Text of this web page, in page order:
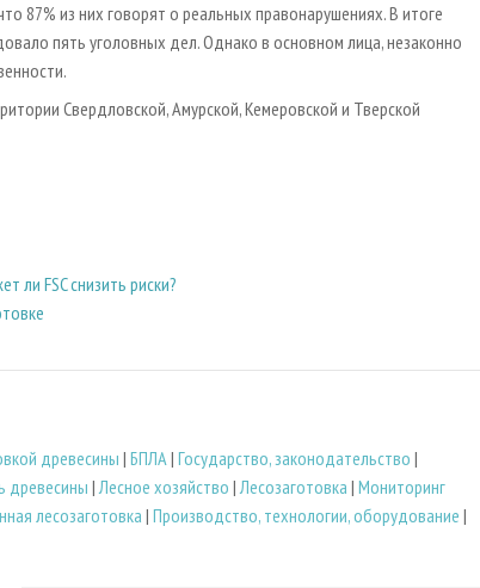
87% из них говорят о реальных правонарушениях. В итоге
пять уголовных дел. Однако в основном лица, незаконно
Свердловской, Амурской, Кемеровской и Тверской
ли FSC снизить риски?
древесины | БПЛА| Государство, законодательство |
древесины |Лесное хозяйство |Лесозаготовка | Мониторинг
лесозаготовка | Производство, технологии, оборудование |